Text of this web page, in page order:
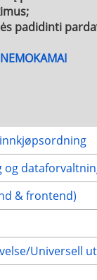
padidinti
og
& frontend)
Universell